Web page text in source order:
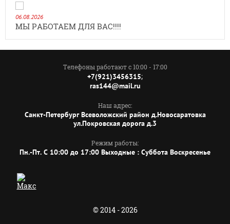
06.08.2026
МЫ РАБОТАЕМ ДЛЯ ВАС!!!!
Телефоны работают с 10:00 - 17:00
+7(921)3456315;
ras144@mail.ru
Наш адрес:
Санкт-Петербург Всеволожский район д.Новосаратовка
ул.Покровская дорога д.3
Режим работы:
Пн.-Пт. C 10:00 до 17:00 Выходные : Суббота Воскресенье
© 2014 - 2026